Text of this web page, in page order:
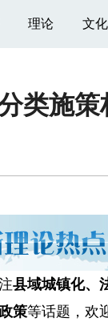
理论 文化
类施
县域城镇化、
策等话题，欢